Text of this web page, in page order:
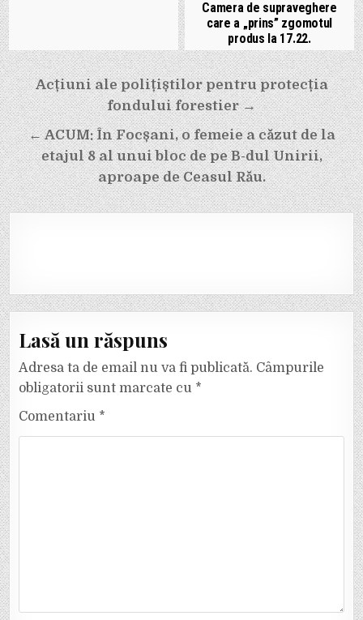
Camera de supraveghere
care a „prins” zgomotul
produs la 17.22.
Navigare
în
articole
Acțiuni ale polițiștilor pentru protecția
fondului forestier →
← ACUM: În Focșani, o femeie a căzut de la
etajul 8 al unui bloc de pe B-dul Unirii,
aproape de Ceasul Rău.
Lasă un răspuns
Adresa ta de email nu va fi publicată. Câmpurile
obligatorii sunt marcate cu *
Comentariu *